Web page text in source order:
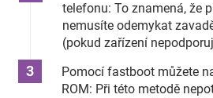
telefonu: To znamená, že
nemusíte odemykat
(pokud zařízení
Pomocí fastboot můžete
ROM: Při této metodě